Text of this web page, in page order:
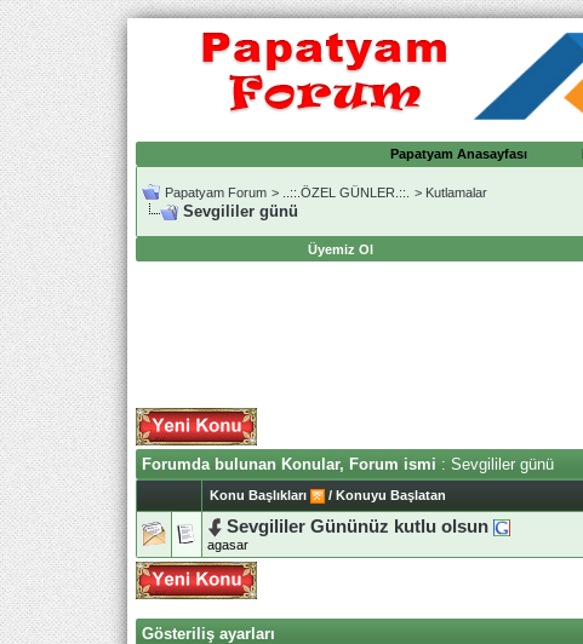
Papatyam Anasayfası
Papatyam Forum > ..::.ÖZEL GÜNLER.::. > Kutlamalar
Sevgililer günü
Üyemiz Ol
Forumda bulunan Konular, Forum ismi : Sevgililer günü
Konu Başlıkları / Konuyu Başlatan
Sevgililer Gününüz kutlu olsun
agasar
Gösteriliş ayarları